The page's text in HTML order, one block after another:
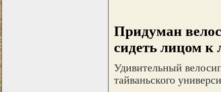
Придуман
сидеть лицом к
Удивительный
тайваньского